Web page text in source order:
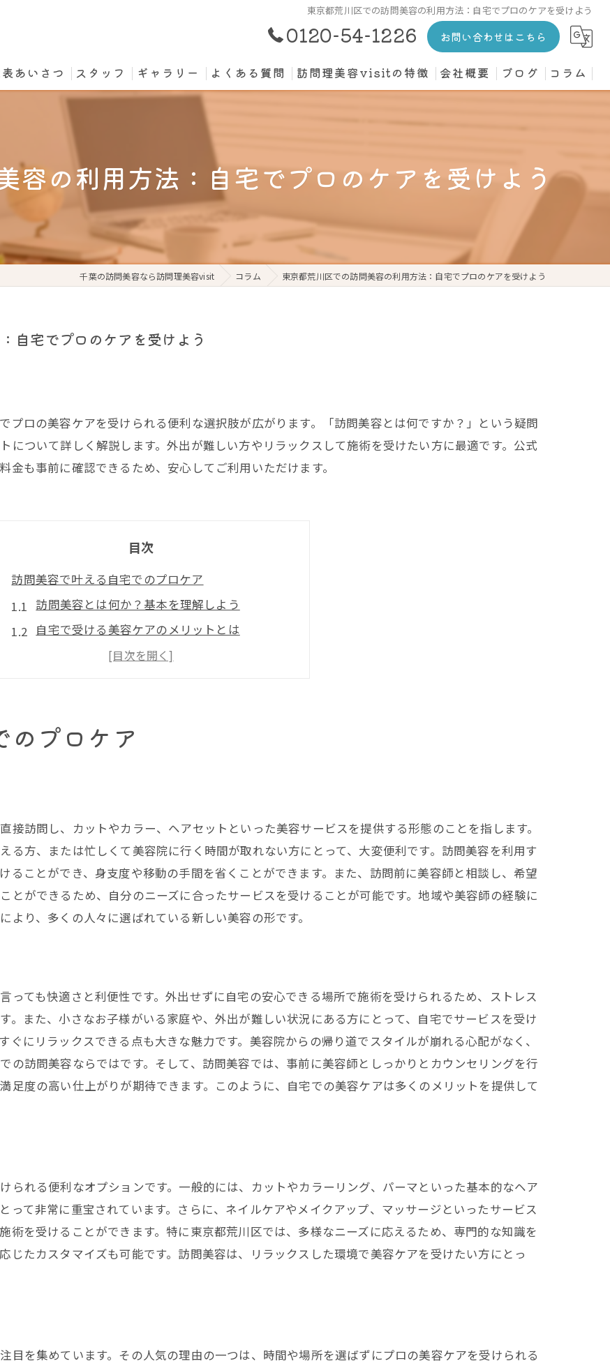
東京都荒川区での訪問美容の利用方法：自宅でプロのケアを受けよう
0120-54-1226 お問い合わせはこちら
あいさつ スタッフ ギャラリー よくある質問 訪問理美容visitの特徴
高齢者
寝たきり
個人宅
会社概要 ブログ コラム
容の利用方法：自宅でプロのケアを受けよう
千葉の訪問美容なら訪問理美容visit コラム 東京都荒川区での訪問美容の利用方法：自宅でプロのケアを受けよう
自宅でプロのケアを受けよう
プロの美容ケアを受けられる便利な選択肢が広がります。「訪問美容とは何ですか？」という疑問
について詳しく解説します。外出が難しい方やリラックスして施術を受けたい方に最適です。公式
も事前に確認できるため、安心してご利用いただけます。
目次
訪問美容で叶える自宅でのプロケア
訪問美容とは何か？基本を理解しよう
自宅で受ける美容ケアのメリットとは
訪問美容の対象となるサービス一覧
訪問美容を利用するための準備方法
荒川区での訪問美容の利用者の声
訪問美容を利用する際の注意点
訪問美容による地域コミュニティへの貢献
荒川区での訪問美容の今後の展望
訪問美容が提供する多様なサービス
訪問美容を選ぶ際のポイント
訪問美容とサロンでの施術の違い
訪問美容がもたらすリラックス効果
訪問美容が提供するパーソナライズドサービス
訪問美容で得られる美容と心の健康
訪問美容の利用者層とそのニーズ
訪問美容の利用頻度とタイミング
のプロケア
接訪問し、カットやカラー、ヘアセットといった美容サービスを提供する形態のことを指します。
る方、または忙しくて美容院に行く時間が取れない方にとって、大変便利です。訪問美容を利用す
ることができ、身支度や移動の手間を省くことができます。また、訪問前に美容師と相談し、希望
とができるため、自分のニーズに合ったサービスを受けることが可能です。地域や美容師の経験に
り、多くの人々に選ばれている新しい美容の形です。
っても快適さと利便性です。外出せずに自宅の安心できる場所で施術を受けられるため、ストレス
。また、小さなお子様がいる家庭や、外出が難しい状況にある方にとって、自宅でサービスを受け
ぐにリラックスできる点も大きな魅力です。美容院からの帰り道でスタイルが崩れる心配がなく、
の訪問美容ならではです。そして、訪問美容では、事前に美容師としっかりとカウンセリングを行
足度の高い仕上がりが期待できます。このように、自宅での美容ケアは多くのメリットを提供して
られる便利なオプションです。一般的には、カットやカラーリング、パーマといった基本的なヘア
って非常に重宝されています。さらに、ネイルケアやメイクアップ、マッサージといったサービス
術を受けることができます。特に東京都荒川区では、多様なニーズに応えるため、専門的な知識を
じたカスタマイズも可能です。訪問美容は、リラックスした環境で美容ケアを受けたい方にとっ
目を集めています。その人気の理由の一つは、時間や場所を選ばずにプロの美容ケアを受けられる